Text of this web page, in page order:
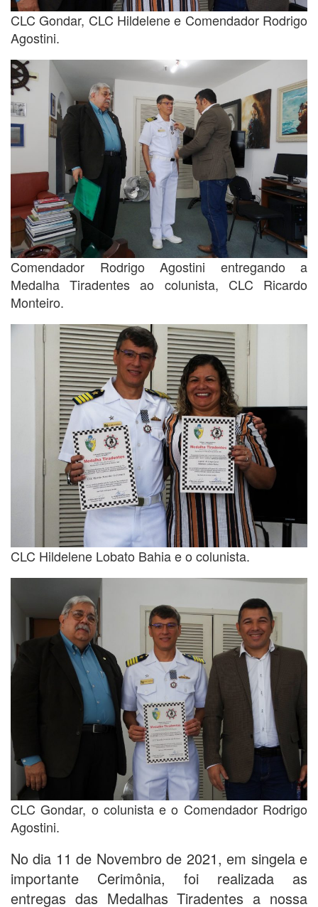
CLC Gondar, CLC Hildelene e Comendador Rodrigo
Agostini.
Comendador Rodrigo Agostini entregando a
Medalha Tiradentes ao colunista, CLC Ricardo
Monteiro.
CLC Hildelene Lobato Bahia e o colunista.
CLC Gondar, o colunista e o Comendador Rodrigo
Agostini.
No dia 11 de Novembro de 2021, em singela e
importante Cerimônia, foi realizada as
entregas das Medalhas Tiradentes a nossa